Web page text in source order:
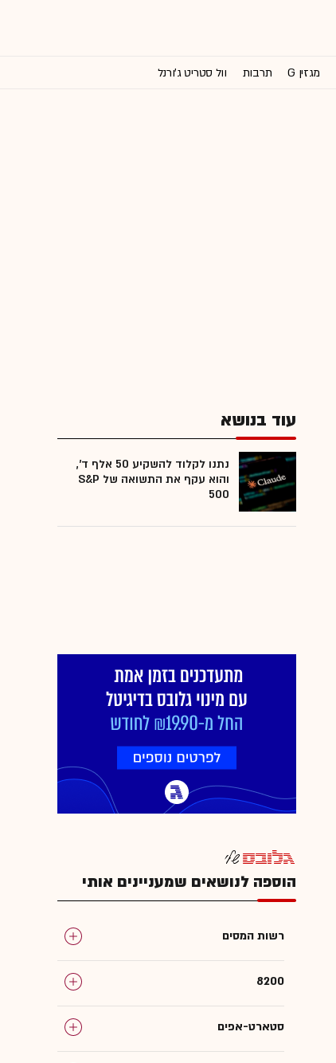
מגזין G תרבות וול סטריט ג'ורנל
עוד בנושא
נתנו לקלוד להשקיע 50 אלף ד',
והוא עקף את התשואה של S&P
500
הוספה לנושאים שמעניינים אותי
רשות המסים
8200
סטארט-אפים